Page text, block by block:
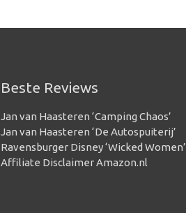
Beste Reviews
Jan van Haasteren ‘Camping Chaos’
Jan van Haasteren ‘De Autospuiterij’
Ravensburger Disney ‘Wicked Women’
Affiliate Disclaimer Amazon.nl